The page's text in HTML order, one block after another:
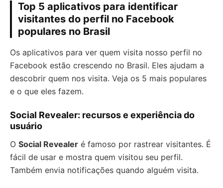
Top 5 aplicativos para identificar
visitantes do perfil no Facebook
populares no Brasil
Os aplicativos para ver quem visita nosso perfil no
Facebook estão crescendo no Brasil. Eles ajudam a
descobrir quem nos visita. Veja os 5 mais populares
e o que eles fazem.
Social Revealer: recursos e experiência do
usuário
O Social Revealer é famoso por rastrear visitantes. É
fácil de usar e mostra quem visitou seu perfil.
Também envia notificações quando alguém visita.